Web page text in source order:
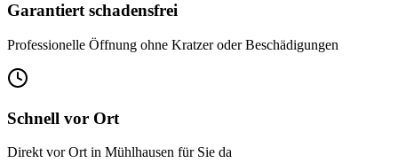
Garantiert schadensfrei
Professionelle Öffnung ohne Kratzer oder Beschädigungen
Schnell vor Ort
Direkt vor Ort in Mühlhausen für Sie da